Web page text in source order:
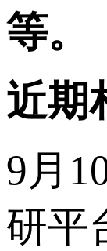
等。
近期
9月
研平